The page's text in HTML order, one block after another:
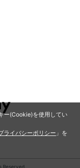
ー(Cookie)を使用してい
ライバシーポリシー 」を